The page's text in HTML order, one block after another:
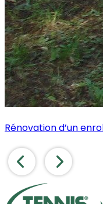
Rénovation d’un